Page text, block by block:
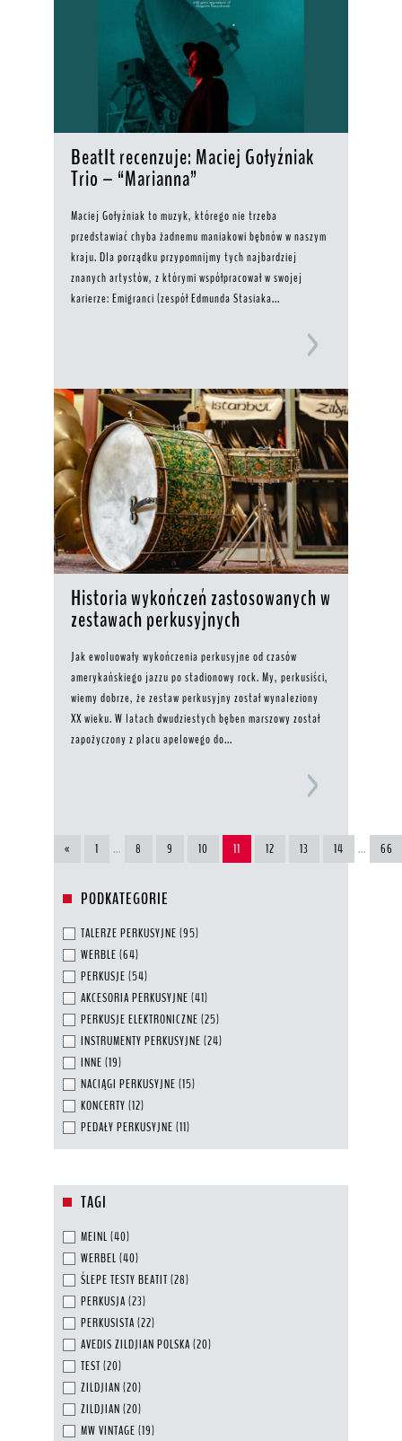
BeatIt recenzuje: Maciej Gołyźniak
Trio – “Marianna”
Maciej Gołyźniak to muzyk, którego nie trzeba
przedstawiać chyba żadnemu maniakowi bębnów w naszym
kraju. Dla porządku przypomnijmy tych najbardziej
znanych artystów, z którymi współpracował w swojej
karierze: Emigranci (zespół Edmunda Stasiaka...
Historia wykończeń zastosowanych w
zestawach perkusyjnych
Jak ewoluowały wykończenia perkusyjne od czasów
amerykańskiego jazzu po stadionowy rock. My, perkusiści,
wiemy dobrze, że zestaw perkusyjny został wynaleziony
XX wieku. W latach dwudziestych bęben marszowy został
zapożyczony z placu apelowego do...
« 1 ... 8 9 10 11 12 13 14 ... 66
PODKATEGORIE
TALERZE PERKUSYJNE (95)
WERBLE (64)
PERKUSJE (54)
AKCESORIA PERKUSYJNE (41)
PERKUSJE ELEKTRONICZNE (25)
INSTRUMENTY PERKUSYJNE (24)
INNE (19)
NACIĄGI PERKUSYJNE (15)
KONCERTY (12)
PEDAŁY PERKUSYJNE (11)
TAGI
MEINL (40)
WERBEL (40)
ŚLEPE TESTY BEATIT(28)
PERKUSJA (23)
PERKUSISTA (22)
AVEDIS ZILDJIAN POLSKA (20)
TEST(20)
ZILDJIAN (20)
ZILDJIAN (20)
MW VINTAGE (19)